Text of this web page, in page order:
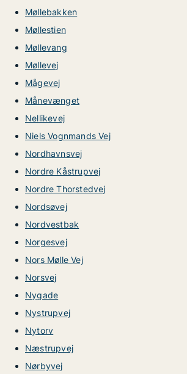
Møllebakken
Møllestien
Møllevang
Møllevej
Mågevej
Månevænget
Nellikevej
Niels Vognmands Vej
Nordhavnsvej
Nordre Kåstrupvej
Nordre Thorstedvej
Nordsøvej
Nordvestbak
Norgesvej
Nors Mølle Vej
Norsvej
Nygade
Nystrupvej
Nytorv
Næstrupvej
Nørbyvej